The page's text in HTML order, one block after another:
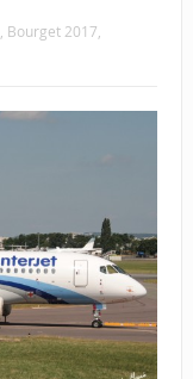
Bourget 2017